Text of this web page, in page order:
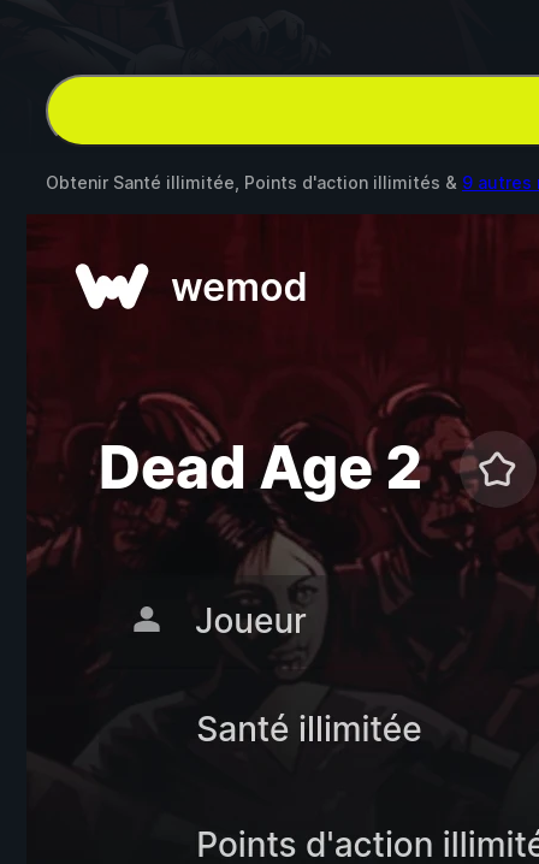
Obtenir Santé illimitée, Points d'action illimités & 9 autres